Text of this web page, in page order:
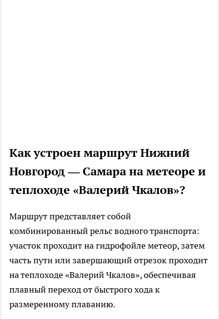
Как устроен маршрут Нижний
Новгород — Самара на метеоре и
теплоходе «Валерий Чкалов»?
Маршрут представляет собой
комбинированный рельс водного транспорта:
участок проходит на гидрофойле метеор, затем
часть пути или завершающий отрезок проходит
на теплоходе «Валерий Чкалов», обеспечивая
плавный переход от быстрого хода к
размеренному плаванию.